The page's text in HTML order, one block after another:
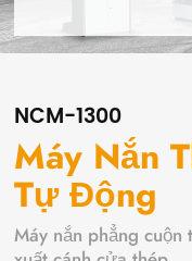
NCM-1300
Máy Nắn
Tự Động
Máy nắn phẳng cuộn